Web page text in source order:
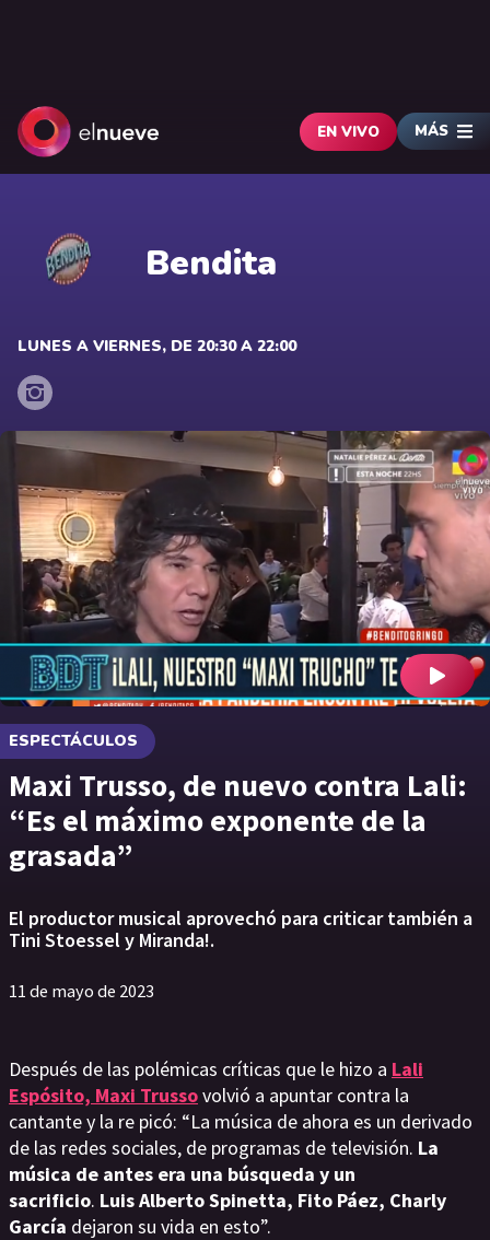
EN VIVO MÁS
Bendita
LUNES A VIERNES, DE 20:30 A 22:00
ESPECTÁCULOS
Maxi Trusso, de nuevo contra Lali:
“Es el máximo exponente de la
grasada”
El productor musical aprovechó para criticar también a
Tini Stoessel y Miranda!.
11 de mayo de 2023
Después de las polémicas críticas que le hizo a Lali
Espósito, Maxi Trussovolvió a apuntar contra la
cantante y la re picó: “La música de ahora es un derivado
de las redes sociales, de programas de televisión. La
música de antes era una búsqueda y un
sacrificio. Luis Alberto Spinetta, Fito Páez, Charly
García dejaron su vida en esto”.